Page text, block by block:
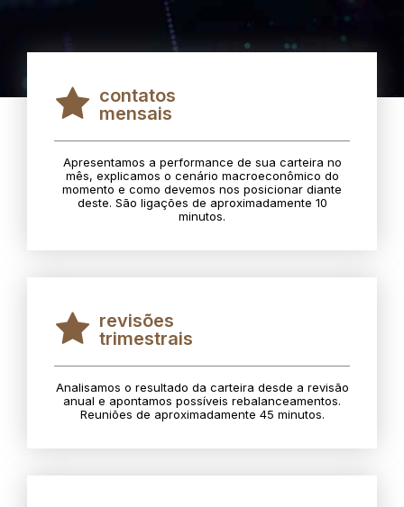
contatos
mensais
Apresentamos a performance de sua carteira no
mês, explicamos o cenário macroeconômico do
momento e como devemos nos posicionar diante
deste. São ligações de aproximadamente 10
minutos.
revisões
trimestrais
Analisamos o resultado da carteira desde a revisão
anual e apontamos possíveis rebalanceamentos.
Reuniões de aproximadamente 45 minutos.